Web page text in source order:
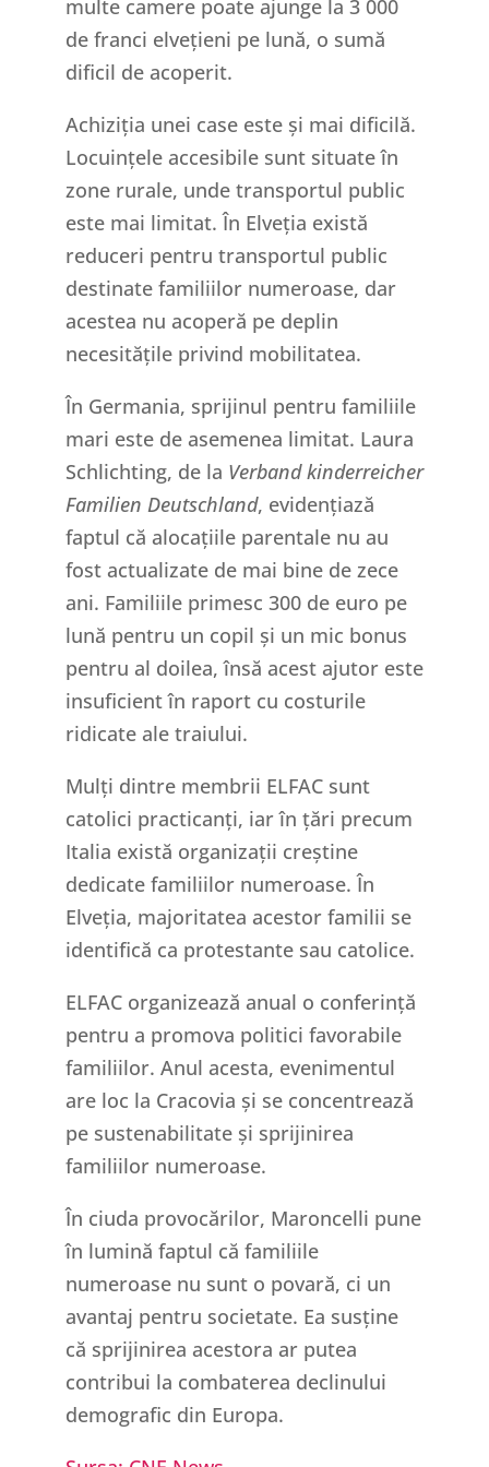
multe camere poate ajunge la 3 000
de franci elvețieni pe lună, o sumă
dificil de acoperit.
Achiziția unei case este și mai dificilă.
Locuințele accesibile sunt situate în
zone rurale, unde transportul public
este mai limitat. În Elveția există
reduceri pentru transportul public
destinate familiilor numeroase, dar
acestea nu acoperă pe deplin
necesitățile privind mobilitatea.
În Germania, sprijinul pentru familiile
mari este de asemenea limitat. Laura
Schlichting, de la Verband kinderreicher
Familien Deutschland, evidențiază
faptul că alocațiile parentale nu au
fost actualizate de mai bine de zece
ani. Familiile primesc 300 de euro pe
lună pentru un copil și un mic bonus
pentru al doilea, însă acest ajutor este
insuficient în raport cu costurile
ridicate ale traiului.
Mulți dintre membrii ELFAC sunt
catolici practicanți, iar în țări precum
Italia există organizații creștine
dedicate familiilor numeroase. În
Elveția, majoritatea acestor familii se
identifică ca protestante sau catolice.
ELFAC organizează anual o conferință
pentru a promova politici favorabile
familiilor. Anul acesta, evenimentul
are loc la Cracovia și se concentrează
pe sustenabilitate și sprijinirea
familiilor numeroase.
În ciuda provocărilor, Maroncelli pune
în lumină faptul că familiile
numeroase nu sunt o povară, ci un
avantaj pentru societate. Ea susține
că sprijinirea acestora ar putea
contribui la combaterea declinului
demografic din Europa.